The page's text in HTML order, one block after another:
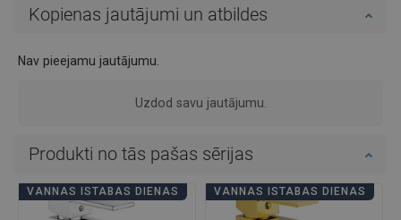
Kopienas jautājumi un atbildes
Nav pieejamu jautājumu.
Uzdod savu jautājumu.
Produkti no tās pašas sērijas
VANNAS ISTABAS DIENAS VANNAS ISTABAS DIENAS